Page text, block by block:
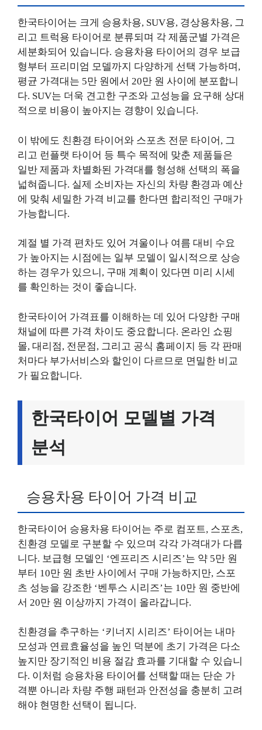
한국타이어는 크게 승용차용, SUV용, 경상용차용, 그
리고 트럭용 타이어로 분류되며 각 제품군별 가격은
세분화되어 있습니다. 승용차용 타이어의 경우 보급
형부터 프리미엄 모델까지 다양하게 선택 가능하며,
평균 가격대는 5만 원에서 20만 원 사이에 분포합니
다. SUV는 더욱 견고한 구조와 고성능을 요구해 상대
적으로 비용이 높아지는 경향이 있습니다.
이 밖에도 친환경 타이어와 스포츠 전문 타이어, 그
리고 런플랫 타이어 등 특수 목적에 맞춘 제품들은
일반 제품과 차별화된 가격대를 형성해 선택의 폭을
넓혀줍니다. 실제 소비자는 자신의 차량 환경과 예산
에 맞춰 세밀한 가격 비교를 한다면 합리적인 구매가
가능합니다.
계절 별 가격 편차도 있어 겨울이나 여름 대비 수요
가 높아지는 시점에는 일부 모델이 일시적으로 상승
하는 경우가 있으니, 구매 계획이 있다면 미리 시세
를 확인하는 것이 좋습니다.
한국타이어 가격표를 이해하는 데 있어 다양한 구매
채널에 따른 가격 차이도 중요합니다. 온라인 쇼핑
몰, 대리점, 전문점, 그리고 공식 홈페이지 등 각 판매
처마다 부가서비스와 할인이 다르므로 면밀한 비교
가 필요합니다.
한국타이어 모델별 가격
분석
승용차용 타이어 가격 비교
한국타이어 승용차용 타이어는 주로 컴포트, 스포츠,
친환경 모델로 구분할 수 있으며 각각 가격대가 다릅
니다. 보급형 모델인 ‘엔프리즈 시리즈’는 약 5만 원
부터 10만 원 초반 사이에서 구매 가능하지만, 스포
츠 성능을 강조한 ‘벤투스 시리즈’는 10만 원 중반에
서 20만 원 이상까지 가격이 올라갑니다.
친환경을 추구하는 ‘키너지 시리즈’ 타이어는 내마
모성과 연료효율성을 높인 덕분에 초기 가격은 다소
높지만 장기적인 비용 절감 효과를 기대할 수 있습니
다. 이처럼 승용차용 타이어를 선택할 때는 단순 가
격뿐 아니라 차량 주행 패턴과 안전성을 충분히 고려
해야 현명한 선택이 됩니다.